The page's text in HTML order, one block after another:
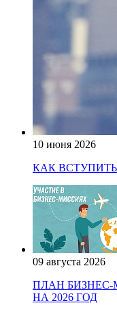
10 июня 2026
КАК
09 августа 2026
ПЛАН
НА 2026 ГОД